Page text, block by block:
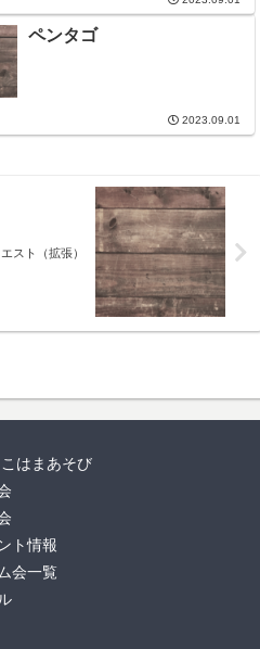
ペンタゴ
2023.09.01
スト（拡張）
はまあそび
ト情報
会一覧